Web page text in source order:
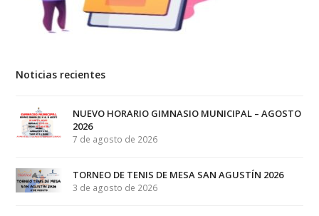
Noticias recientes
NUEVO HORARIO GIMNASIO MUNICIPAL – AGOSTO
2026
7 de agosto de 2026
TORNEO DE TENIS DE MESA SAN AGUSTÍN 2026
3 de agosto de 2026